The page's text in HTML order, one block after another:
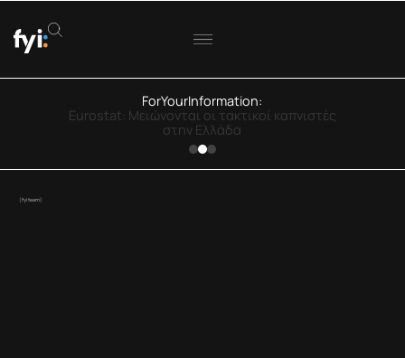
ForYourInformation:
Eurostat: Μειώνονται οι τακτικοί καπνιστές
στην Ελλάδα
(fyiteam)